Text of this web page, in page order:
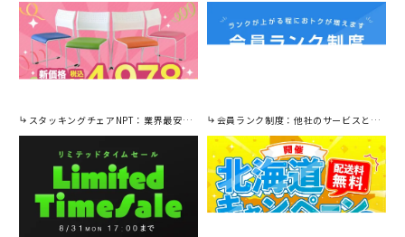
スタッキングチェアNPT：業界最安値に挑戦！ 会員ランク制度：他社のサービスと比較してください。